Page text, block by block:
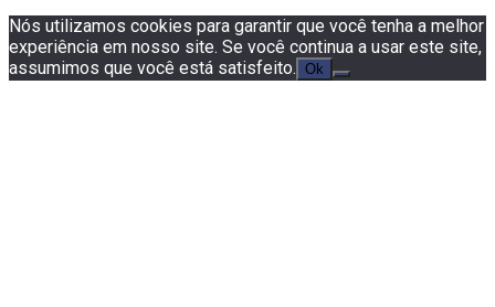
Nós utilizamos cookies para garantir que você tenha a melhor
experiência em nosso site. Se você continua a usar este site,
assumimos que você está satisfeito. Ok